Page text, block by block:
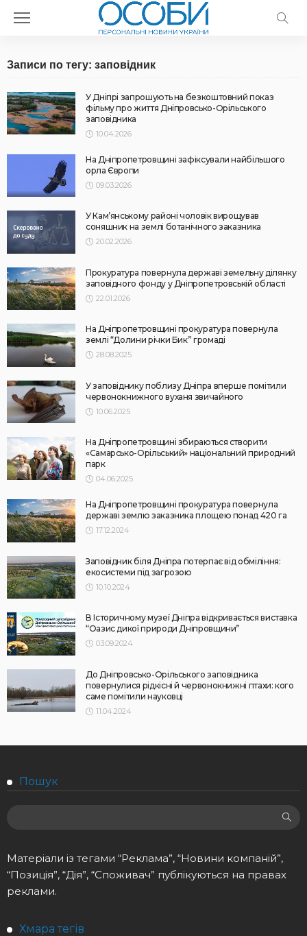
Записи по тегу: заповідник
У Дніпрі запрошують на безкоштовний показ
фільму про життя Дніпровсько-Орільського
заповідника
10.04.2026
На Дніпропетровщині зафіксували найбільшого
орла Європи
09.03.2026
У Кам’янському районі чоловік вирощував
соняшник на землі ботанічного заказника
20.02.2026
Прокуратура повернула державі земельну ділянку
заповідного фонду у Дніпропетровській області
22.01.2026
На Дніпропетровщині прокуратура повернула
землі “Долини річки Бик” громаді
28.08.2025
У заповіднику поблизу Дніпра вперше помітили
червонокнижного вуханя звичайного
10.06.2025
На Дніпропетровщині збираються створити
«Самарсько-Орільський» національний природний
парк
04.06.2025
На Дніпропетровщині прокуратура повернула
державі землю заказника площею понад 420 га
17.12.2024
Заповідник біля Дніпра потерпає від обміління:
екосистеми під загрозою
10.10.2024
В Історичному музеї Дніпра відкривається виставка
“Оазис дикої природи Дніпровщини”
03.09.2024
До Дніпровсько-Орільського заповідника
повернулися рідкісні й червонокнижні птахи: кого
саме помітили науковці
11.04.2024
Пошук
Матеріали із тегами “Реклама”, “Новини компаній”,
“Позиція”, “Дія”, “Споживач” публікуються на правах
реклами.
Хмара тегів